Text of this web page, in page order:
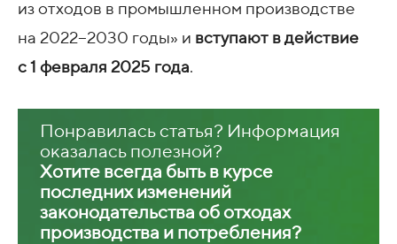
из отходов в промышленном производстве
на 2022−2030 годы» и вступают в действие
с 1 февраля 2025 года.
Понравилась статья? Информация
оказалась полезной?
Хотите всегда быть в курсе
последних изменений
законодательства об отходах
производства и потребления?